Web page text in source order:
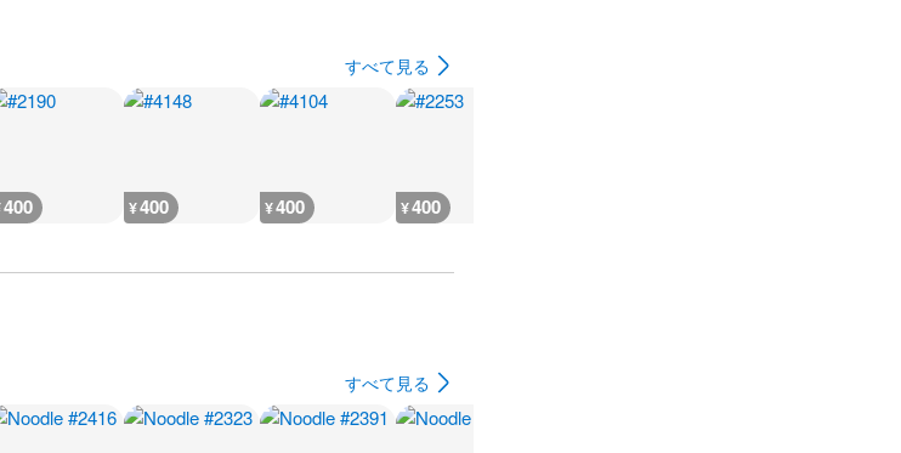
すべて見る
400 ¥400 ¥400 ¥400
すべて見る